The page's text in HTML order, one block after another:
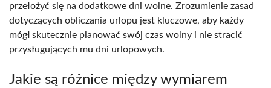
przełożyć się na dodatkowe dni wolne. Zrozumienie zasad
dotyczących obliczania urlopu jest kluczowe, aby każdy
mógł skutecznie planować swój czas wolny i nie stracić
przysługujących mu dni urlopowych.
Jakie są różnice między wymiarem